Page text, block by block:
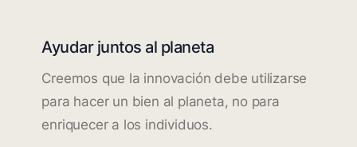
Ayudar juntos al planeta
Creemos que la innovación debe utilizarse
para hacer un bien al planeta, no para
enriquecer a los individuos.